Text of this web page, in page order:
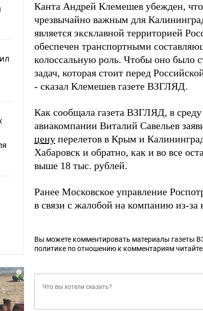
Канта Андрей Клемешев убежден, что
чрезвычайно важным для
является эксклавной территорией
обеспечен транспортными
колоссальную роль. Чтобы оно было
задач, которая стоит перед
- сказал Клемешев газете ВЗГЛЯД.
Как сообщала газета ВЗГЛЯД, в
авиакомпании Виталий Савельев
цену перелетов в Крым и
Хабаровск и обратно, как и во все
выше 18 тыс. рублей.
Ранее Московское управление
в связи с жалобой на компанию из-
Вы можете комментировать материалы газеты
политике по отношению к комментариям читайте